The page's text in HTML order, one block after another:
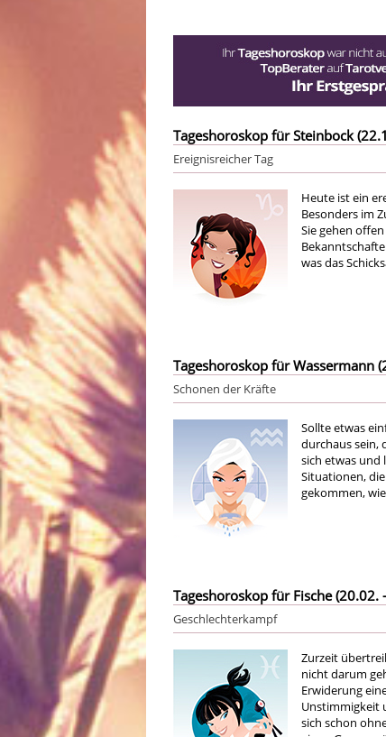
Tageshoroskop für Steinbock
Ereignisreicher Tag
Heute ist ein
Besonders im
Sie gehen
was das
Tageshoroskop für Wassermann
Schonen der Kräfte
Sollte etwas
durchaus sein,
sich etwas und
Situationen,
gekommen,
Tageshoroskop für Fische (20.02.
Geschlechterkampf
Zurzeit
nicht darum
Erwiderung
Unstimmigkeit
sich schon